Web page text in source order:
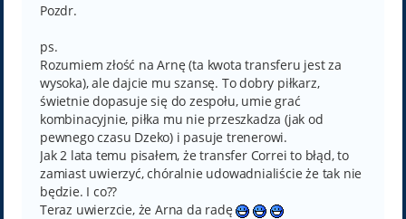
Pozdr.
ps.
Rozumiem złość na Arnę (ta kwota transferu jest za
wysoka), ale dajcie mu szansę. To dobry piłkarz,
świetnie dopasuje się do zespołu, umie grać
kombinacyjnie, piłka mu nie przeszkadza (jak od
pewnego czasu Dzeko) i pasuje trenerowi.
Jak 2 lata temu pisałem, że transfer Correi to błąd, to
zamiast uwierzyć, chóralnie udowadnialiście że tak nie
będzie. I co??
Teraz uwierzcie, że Arna da radę